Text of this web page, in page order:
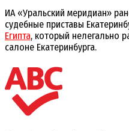
ИА «Уральский меридиан»
судебные приставы
Египта, который нелегально
салоне Екатеринбурга.